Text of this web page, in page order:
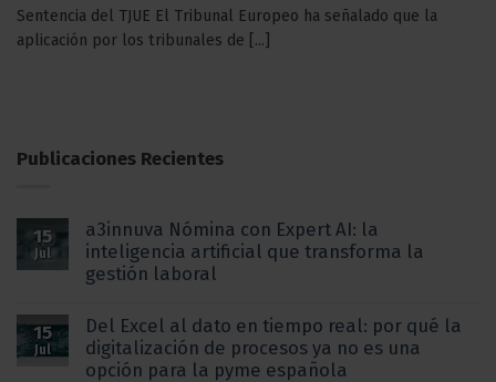
Sentencia del TJUE El Tribunal Europeo ha señalado que la
aplicación por los tribunales de [...]
Publicaciones Recientes
15
Jul
a3innuva Nómina con Expert AI: la
inteligencia artificial que transforma la
gestión laboral
15
Jul
Del Excel al dato en tiempo real: por qué la
digitalización de procesos ya no es una
opción para la pyme española